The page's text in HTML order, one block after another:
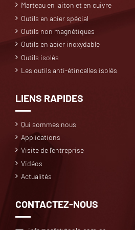
Marteau en laiton et en cuivre
Outils en acier spécial
Outils non magnétiques
Outils en acier inoxydable
Outils isolés
Les outils anti-étincelles isolés
LIENS RAPIDES
Qui sommes nous
Applications
Visite de l'entreprise
Vidéos
Actualités
CONTACTEZ-NOUS